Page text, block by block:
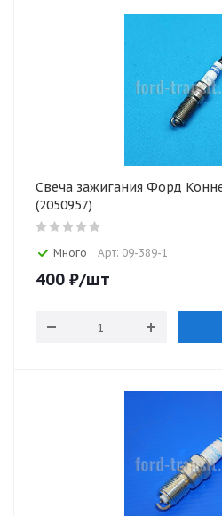
Свеча зажигания Форд
(2050957)
Много Арт: 09-389-1
400 ₽/шт